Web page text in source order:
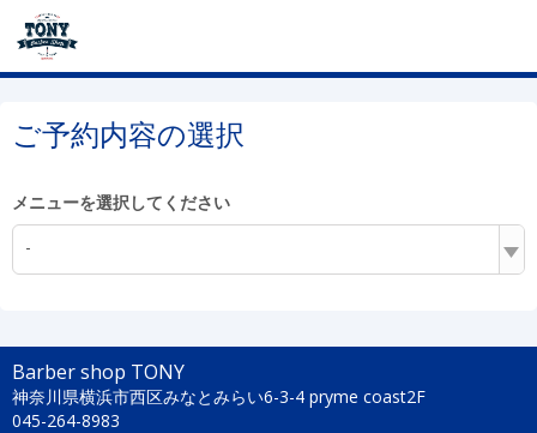
ご予約内容の選択
メニューを選択してください
-
Barber shop TONY
神奈川県横浜市西区みなとみらい6-3-4 pryme coast2F
045-264-8983